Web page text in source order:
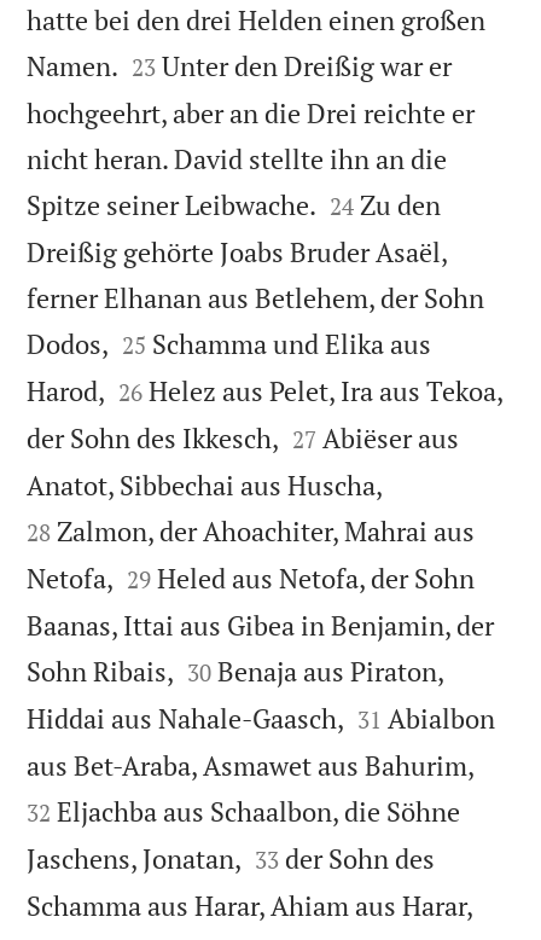
hatte bei den drei Helden einen großen
Namen. 

23 Unter den Dreißig war er
hochgeehrt, aber an die Drei reichte er
nicht heran. David stellte ihn an die
Spitze seiner Leibwache. 

24 Zu den
Dreißig gehörte Joabs Bruder Asaël,
ferner Elhanan aus Betlehem, der Sohn
Dodos, 

25 Schamma und Elika aus
Harod, 

26 Helez aus Pelet, Ira aus Tekoa,
der Sohn des Ikkesch, 

27 Abiëser aus
Anatot, Sibbechai aus Huscha,
28 Zalmon, der Ahoachiter, Mahrai aus
Netofa, 

29 Heled aus Netofa, der Sohn
Baanas, Ittai aus Gibea in Benjamin, der
Sohn Ribais, 

30 Benaja aus Piraton,
Hiddai aus Nahale-Gaasch, 

31 Abialbon
aus Bet-Araba, Asmawet aus Bahurim,
32 Eljachba aus Schaalbon, die Söhne
Jaschens, Jonatan, 

33 der Sohn des
Schamma aus Harar, Ahiam aus Harar,